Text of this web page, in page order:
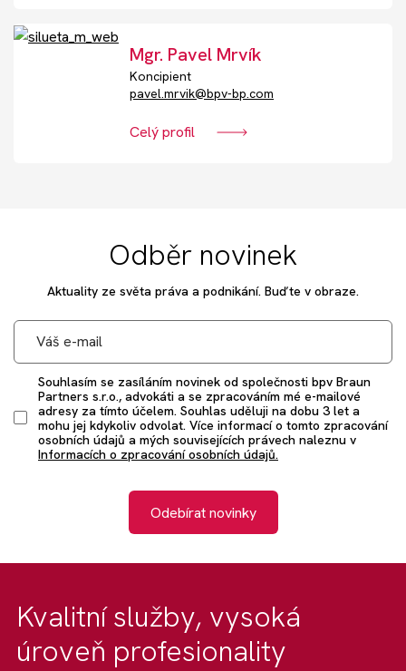
Mgr. Pavel Mrvík
Koncipient
pavel.mrvik@bpv-bp.com
Celý profil
Odběr novinek
Aktuality ze světa práva a podnikání. Buďte v obraze.
Souhlasím se zasíláním novinek od společnosti bpv Braun
Partners s.r.o., advokáti a se zpracováním mé e-mailové
adresy za tímto účelem. Souhlas uděluji na dobu 3 let a
mohu jej kdykoliv odvolat. Více informací o tomto zpracování
osobních údajů a mých souvisejících právech naleznu v
Informacích o zpracování osobních údajů.
Odebírat novinky
Kvalitní služby, vysoká
úroveň profesionality